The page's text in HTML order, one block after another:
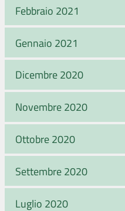
Febbraio 2021
Gennaio 2021
Dicembre 2020
Novembre 2020
Ottobre 2020
Settembre 2020
Luglio 2020